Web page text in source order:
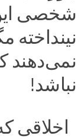
شخصی این
نینداخته
نمی‌دهند
نباشد!
اخلاقی